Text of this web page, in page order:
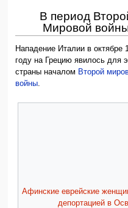
В период
Мировой
Нападение Италии в октябре
году на Грецию явилось для
страны началом Второй
войны
Афинские еврейские
депортацией в